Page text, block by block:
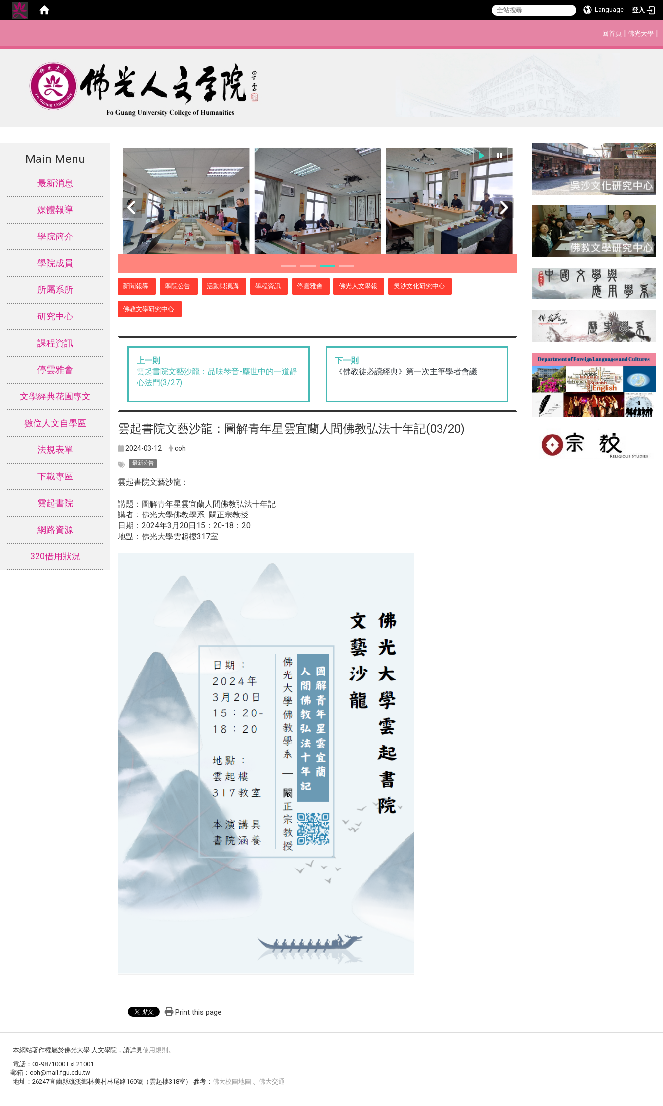
Language 登入
回首頁 | 佛光大學 |
Main Menu
最新消息
媒體報導
學院簡介
學院成員
所屬系所
研究中心
課程資訊
停雲雅會
文學經典花園專文
數位人文自學區
法規表單
下載專區
雲起書院
網路資源
320借用狀況
新聞報導 學院公告 活動與演講 學程資訊 停雲雅會 佛光人文學報 吳沙文化研究中心
佛教文學研究中心
上一則
雲起書院文藝沙龍：品味琴音-塵世中的一道靜
心法門(3/27)
下一則
《佛教徒必讀經典》第一次主筆學者會議
雲起書院文藝沙龍：圖解青年星雲宜蘭人間佛教弘法十年記(03/20)
2024-03-12 coh
最新公告
雲起書院文藝沙龍：
講題：圖解青年星雲宜蘭人間佛教弘法十年記
講者：佛光大學佛教學系 闞正宗教授
日期：2024年3月20日15：20-18：20
地點：佛光大學雲起樓317室
Print this page
本網站著作權屬於佛光大學 人文學院，請詳見 使用規則 。
電話：03-9871000 Ext.21001
郵箱：coh@mail.fgu.edu.tw
地址：26247宜蘭縣礁溪鄉林美村林尾路160號（雲起樓318室） 參考： 佛大校圖地圖 佛大交通